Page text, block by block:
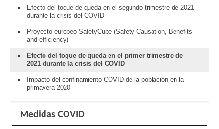
Efecto del toque de queda en el segundo trimestre de 2021
durante la crisis del COVID
Proyecto europeo SafetyCube (Safety Causation, Benefits
and efficiency)
Efecto del toque de queda en el primer trimestre de
2021 durante la crisis del COVID
Impacto del confinamiento COVID de la población en la
primavera 2020
Medidas COVID